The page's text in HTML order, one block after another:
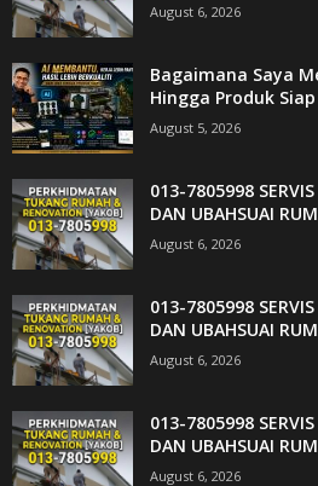
August 6, 2026
Bagaimana Saya
Hingga Produk
August 5, 2026
013-7805998
DAN UBAHSUAI
August 6, 2026
013-7805998
DAN UBAHSUAI
August 6, 2026
013-7805998
DAN UBAHSUAI
August 6, 2026